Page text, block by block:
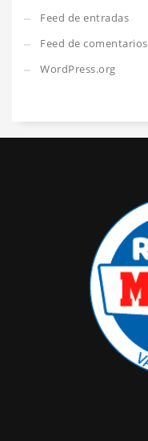
Feed de entradas
Feed de comentarios
WordPress.org